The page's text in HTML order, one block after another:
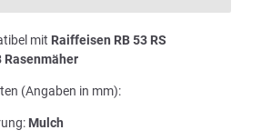
mit Raiffeisen RB 53 RS
Rasenmäher
(Angaben in mm):
Mulch